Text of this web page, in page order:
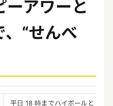
アワーと
“せんべ
平日 18 時までハイボールと